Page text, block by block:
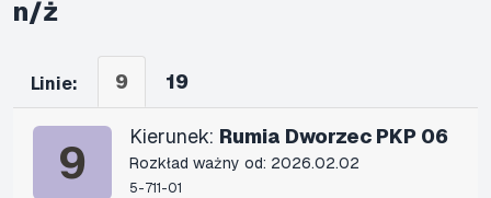
n/ż
Linie: 9 19
9 Kierunek: Rumia Dworzec PKP 06
Rozkład ważny od: 2026.02.02
5-711-01